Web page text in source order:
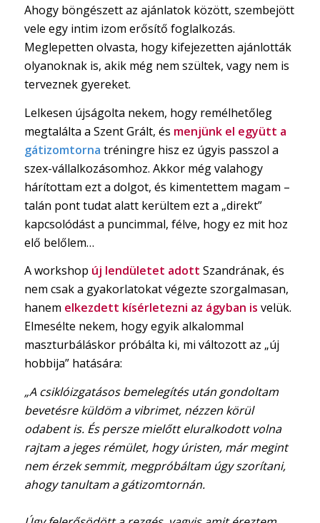
Ahogy böngészett az ajánlatok között, szembejött
vele egy intim izom erősítő foglalkozás.
Meglepetten olvasta, hogy kifejezetten ajánlották
olyanoknak is, akik még nem szültek, vagy nem is
terveznek gyereket.
Lelkesen újságolta nekem, hogy remélhetőleg
megtalálta a Szent Grált, és menjünk el együtt a
gátizomtorna tréningre hisz ez úgyis passzol a
szex-vállalkozásomhoz. Akkor még valahogy
hárítottam ezt a dolgot, és kimentettem magam –
talán pont tudat alatt kerültem ezt a „direkt”
kapcsolódást a puncimmal, félve, hogy ez mit hoz
elő belőlem…
A workshop új lendületet adott Szandrának, és
nem csak a gyakorlatokat végezte szorgalmasan,
hanem elkezdett kísérletezni az ágyban is velük.
Elmesélte nekem, hogy egyik alkalommal
maszturbáláskor próbálta ki, mi változott az „új
hobbija” hatására:
„A csiklóizgatásos bemelegítés után gondoltam
bevetésre küldöm a vibrimet, nézzen körül
odabent is. És persze mielőtt eluralkodott volna
rajtam a jeges rémület, hogy úristen, már megint
nem érzek semmit, megpróbáltam úgy szorítani,
ahogy tanultam a gátizomtornán.